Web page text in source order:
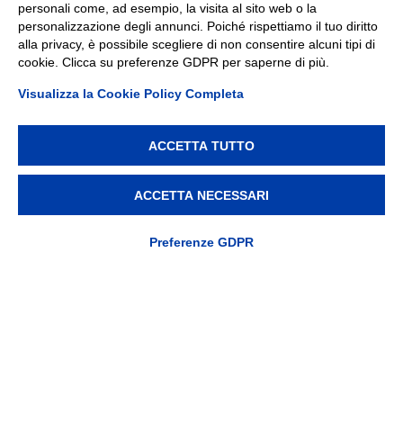
personali come, ad esempio, la visita al sito web o la
personalizzazione degli annunci. Poiché rispettiamo il tuo diritto
alla privacy, è possibile scegliere di non consentire alcuni tipi di
cookie. Clicca su preferenze GDPR per saperne di più.
Visualizza la Cookie Policy Completa
ACCETTA TUTTO
ACCETTA NECESSARI
Preferenze GDPR